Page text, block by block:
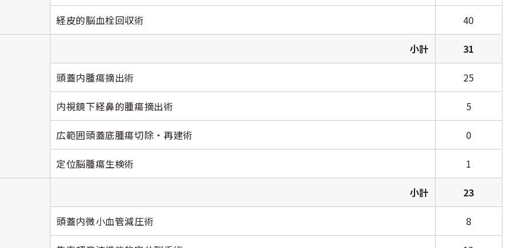
経皮的脳血栓回収術 40
小計 31
頭蓋内腫瘍摘出術 25
内視鏡下経鼻的腫瘍摘出術 5
広範囲頭蓋底腫瘍切除・再建術 0
定位脳腫瘍生検術 1
小計 23
頭蓋内微小血管減圧術 8